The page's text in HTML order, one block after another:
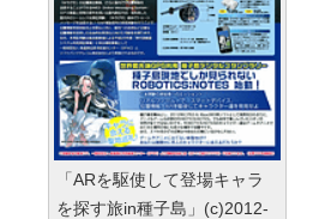
「ARを駆使して登場キャラ
を探す旅in種子島」(c)2012-